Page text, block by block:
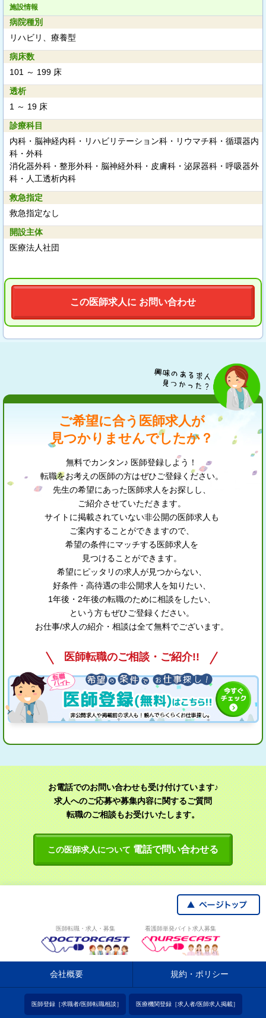
施設情報
病院種別
リハビリ、療養型
病床数
101 ～ 199 床
透析
1 ～ 19 床
診療科目
内科・脳神経内科・リハビリテーション科・リウマチ科・循環器内
科・外科
消化器外科・整形外科・脳神経外科・皮膚科・泌尿器科・呼吸器外
科・人工透析内科
救急指定
救急指定なし
開設主体
医療法人社団
この医師求人に お問い合わせ
ご希望に合う医師求人が
見つかりませんでしたか？
無料でカンタン♪ 医師登録しよう！
転職をお考えの医師の方はぜひご登録ください。
先生の希望にあった医師求人をお探しし、
ご紹介させていただきます。
サイトに掲載されていない非公開の医師求人も
ご案内することができますので、
希望の条件にマッチする医師求人を
見つけることができます。
希望にピッタリの求人が見つからない、
好条件・高待遇の非公開求人を知りたい、
1年後・2年後の転職のために相談をしたい、
という方もぜひご登録ください。
お仕事/求人の紹介・相談は全て無料でございます。
医師転職のご相談・ご紹介!!
お電話でのお問い合わせも受け付けています♪
求人へのご応募や募集内容に関するご質問
転職のご相談もお受けいたします。
この医師求人について 電話で問い合わせる
医師転職・求人・募集 看護師単発バイト求人募集
会社概要 規約・ポリシー
医師登録［求職者/医師転職相談］ 医療機関登録［求人者/医師求人掲載］